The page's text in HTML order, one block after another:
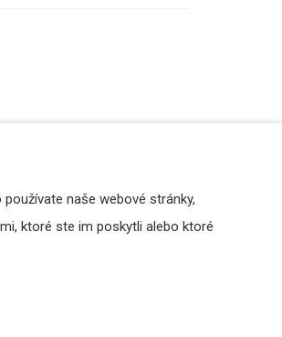
naše webové stránky,
ktoré ste im poskytli alebo ktoré